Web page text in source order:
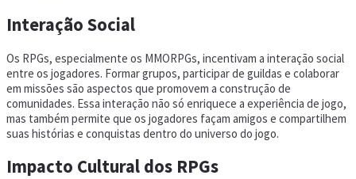
Interação Social
Os RPGs, especialmente os MMORPGs, incentivam a interação social
entre os jogadores. Formar grupos, participar de guildas e colaborar
em missões são aspectos que promovem a construção de
comunidades. Essa interação não só enriquece a experiência de jogo,
mas também permite que os jogadores façam amigos e compartilhem
suas histórias e conquistas dentro do universo do jogo.
Impacto Cultural dos RPGs